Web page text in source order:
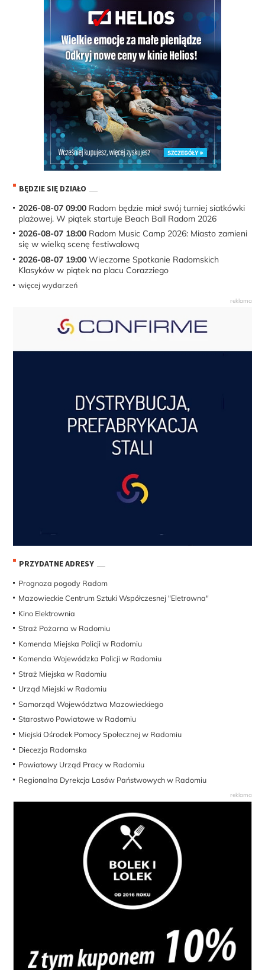
BĘDZIE SIĘ DZIAŁO
2026-08-07 09:00 Radom będzie miał swój turniej siatkówki
plażowej. W piątek startuje Beach Ball Radom 2026
2026-08-07 18:00 Radom Music Camp 2026: Miasto zamieni
się w wielką scenę festiwalową
2026-08-07 19:00 Wieczorne Spotkanie Radomskich
Klasyków w piątek na placu Corazziego
więcej wydarzeń
PRZYDATNE ADRESY
Prognoza pogody Radom
Mazowieckie Centrum Sztuki Współczesnej "Eletrowna"
Kino Elektrownia
Straż Pożarna w Radomiu
Komenda Miejska Policji w Radomiu
Komenda Wojewódzka Policji w Radomiu
Straż Miejska w Radomiu
Urząd Miejski w Radomiu
Samorząd Województwa Mazowieckiego
Starostwo Powiatowe w Radomiu
Miejski Ośrodek Pomocy Społecznej w Radomiu
Diecezja Radomska
Powiatowy Urząd Pracy w Radomiu
Regionalna Dyrekcja Lasów Państwowych w Radomiu